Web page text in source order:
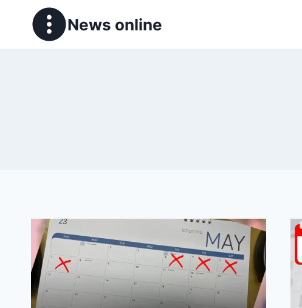
News online